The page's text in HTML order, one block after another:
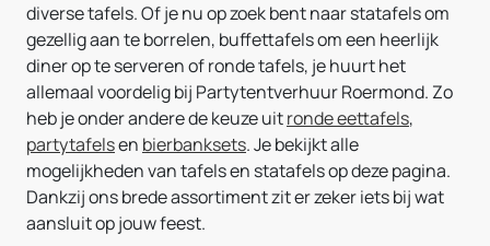
diverse tafels. Of je nu op zoek bent naar statafels om
gezellig aan te borrelen, buffettafels om een heerlijk
diner op te serveren of ronde tafels, je huurt het
allemaal voordelig bij Partytentverhuur Roermond. Zo
heb je onder andere de keuze uitronde eettafels,
partytafelsen bierbanksets. Je bekijkt alle
mogelijkheden van tafels en statafels op deze pagina.
Dankzij ons brede assortiment zit er zeker iets bij wat
aansluit op jouw feest.